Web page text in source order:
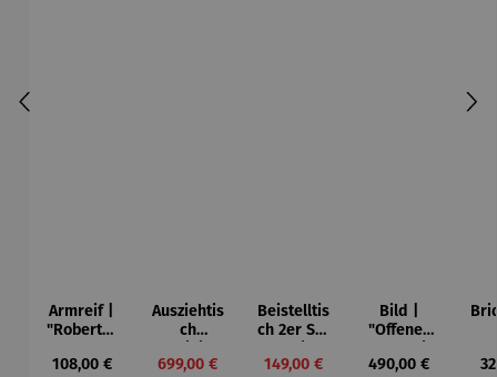
Armreif |
"Roberta"
Mütz
Regulärer Preis:
108,00 €
Ausziehtis
ch
– Valor
Verkaufspreis:
699,00 €
Beistelltis
ch 2er Set
Verkaufspreis:
149,00 €
Bild |
"Offenes
Collioure"
Regulärer Preis:
490,00 €